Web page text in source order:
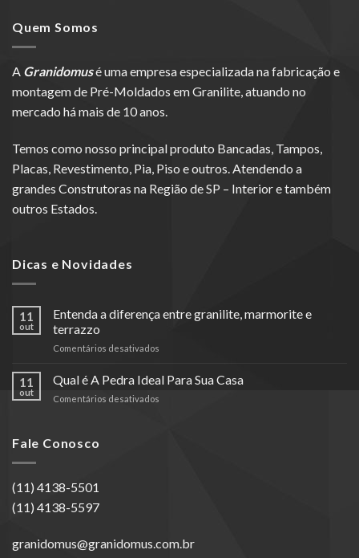
Quem Somos
A Granidomusé uma empresa especializada na fabricação e
montagem de Pré-Moldados em Granilite, atuando no
mercado há mais de 10 anos.
Temos como nosso principal produto Bancadas, Tampos,
Placas, Revestimento, Pia, Piso e outros. Atendendo a
grandes Construtoras na Região de SP – Interior e também
outros Estados.
Dicas e Novidades
11
out
Entenda a diferença entre granilite, marmorite e
terrazzo
Comentários desativados
a
diferença
11
out
Qual é A Pedra Ideal Para Sua Casa
Comentários desativados
Fale Conosco
(11) 4138-5501
(11) 4138-5597
granidomus@granidomus.com.br